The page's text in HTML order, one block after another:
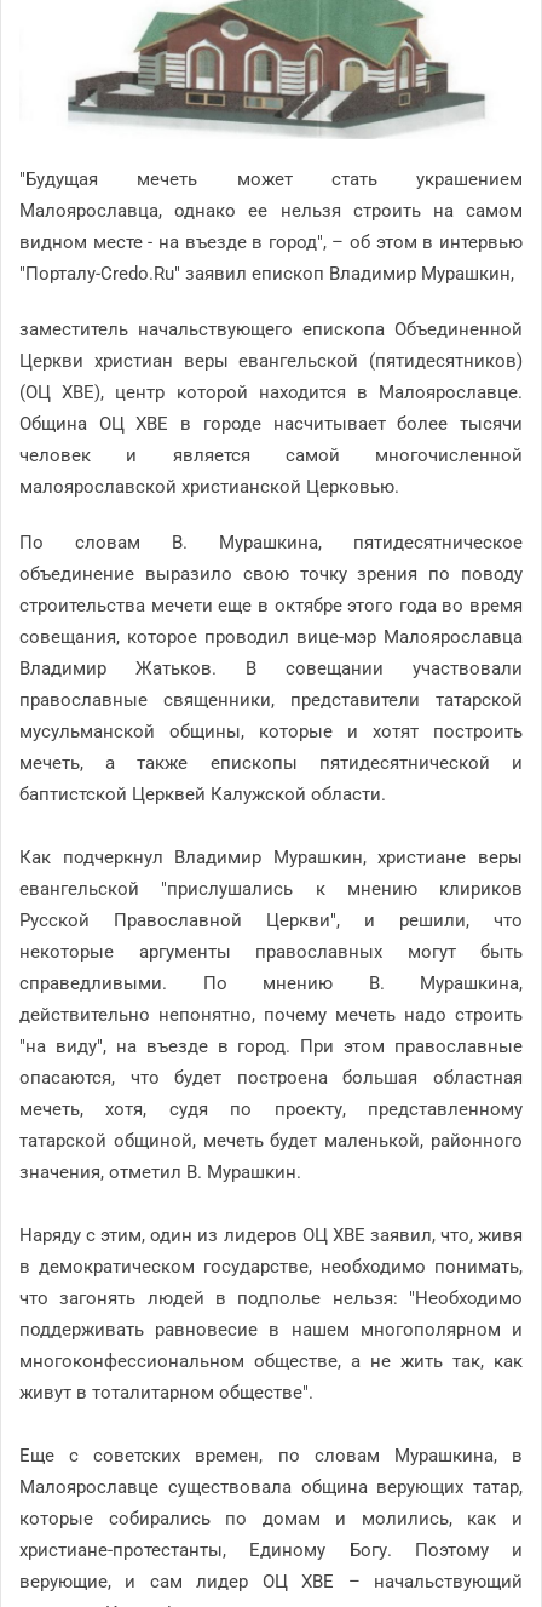
"Будущая мечеть может стать украшением
Малоярославца, однако ее нельзя строить на самом
видном месте - на въезде в город", – об этом в интервью
"Порталу-Credo.Ru" заявил епископ Владимир Мурашкин,
заместитель начальствующего епископа Объединенной
Церкви христиан веры евангельской (пятидесятников)
(ОЦ ХВЕ), центр которой находится в Малоярославце.
Община ОЦ ХВЕ в городе насчитывает более тысячи
человек и является самой многочисленной
малоярославской христианской Церковью.
По словам В. Мурашкина, пятидесятническое
объединение выразило свою точку зрения по поводу
строительства мечети еще в октябре этого года во время
совещания, которое проводил вице-мэр Малоярославца
Владимир Жатьков. В совещании участвовали
православные священники, представители татарской
мусульманской общины, которые и хотят построить
мечеть, а также епископы пятидесятнической и
баптистской Церквей Калужской области.
Как подчеркнул Владимир Мурашкин, христиане веры
евангельской "прислушались к мнению клириков
Русской Православной Церкви", и решили, что
некоторые аргументы православных могут быть
справедливыми. По мнению В. Мурашкина,
действительно непонятно, почему мечеть надо строить
"на виду", на въезде в город. При этом православные
опасаются, что будет построена большая областная
мечеть, хотя, судя по проекту, представленному
татарской общиной, мечеть будет маленькой, районного
значения, отметил В. Мурашкин.
Наряду с этим, один из лидеров ОЦ ХВЕ заявил, что, живя
в демократическом государстве, необходимо понимать,
что загонять людей в подполье нельзя: "Необходимо
поддерживать равновесие в нашем многополярном и
многоконфессиональном обществе, а не жить так, как
живут в тоталитарном обществе".
Еще с советских времен, по словам Мурашкина, в
Малоярославце существовала община верующих татар,
которые собирались по домам и молились, как и
христиане-протестанты, Единому Богу. Поэтому и
верующие, и сам лидер ОЦ ХВЕ – начальствующий